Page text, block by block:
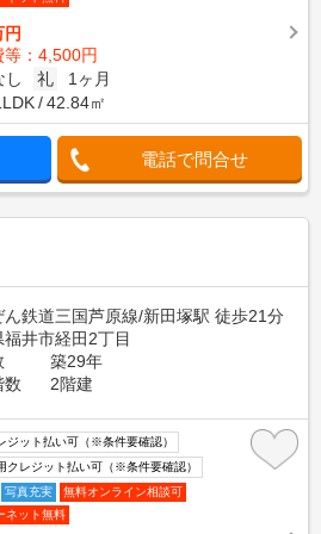
円
等：4,500円
し 礼
1ヶ月
42.84㎡
電話で問合せ
ん鉄道三国芦原線/新田塚駅 徒歩21分
井市経田2丁目
築29年
数
2階建
ジット払い可（※条件要確認）
クレジット払い可（※条件要確認）
写真充実
無料オンライン相談可
ネット無料